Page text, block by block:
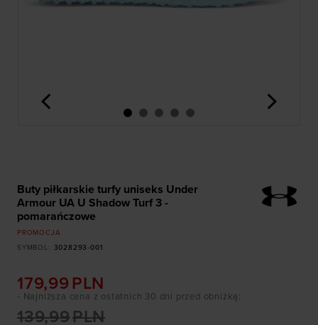
<
Buty piłkarskie turfy uniseks Under
Armour UA U Shadow Turf 3 -
pomarańczowe
PROMOCJA
SYMBOL
3028293-001
179,99 PLN
139,99PLN
- Najniższa cena z ostatnich 30 dni przed obniżką: